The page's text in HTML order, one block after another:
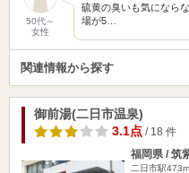
50代～
女性
硫黄の臭いも気になら
場が5…
関連情報から探す
御前湯(二日市温泉)
3.1点/ 18 件
福岡県 / 筑
二日市駅473m